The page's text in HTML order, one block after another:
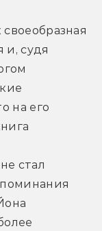
и, судя
на его
стал